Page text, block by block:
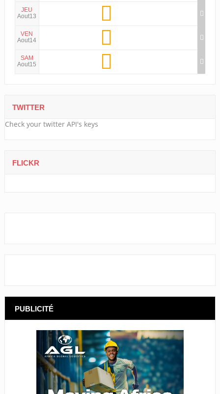
JEU
Aout13
VEN
Aout14
SAM
Aout15
TWITTER
Check your twitter API's keys
FLICKR
PUBLICITÉ